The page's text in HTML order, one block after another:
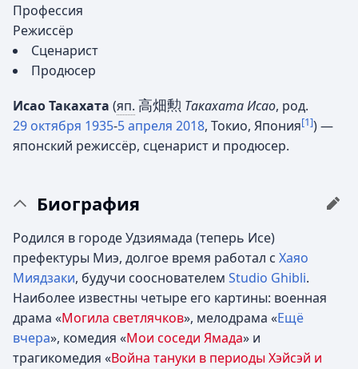
Профессия
Режиссёр
Сценарист
Продюсер
Исао Такахата (яп. 高畑勲 Такахата Исао, род.
29 октября 1935-5 апреля 2018, Токио, Япония[1])—
японский режиссёр, сценарист и продюсер.
Биография
Родился в городе Удзиямада (теперь Исе)
префектуры Миэ, долгое время работал с Хаяо
Миядзаки, будучи сооснователем Studio Ghibli.
Наиболее известны четыре его картины: военная
драма «Могила светлячков», мелодрама «Ещё
вчера», комедия «Мои соседи Ямада» и
трагикомедия «Война тануки в периоды Хэйсэй и